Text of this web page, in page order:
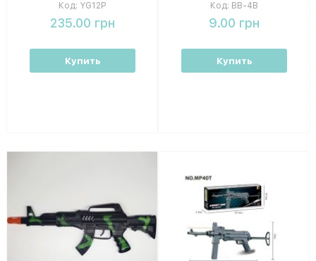
Код: YG12P
235.00 грн
Купить
пакетиках, 50 штук в
упаковке 32 × 21 см
Код: BB-4B
9.00 грн
Купить